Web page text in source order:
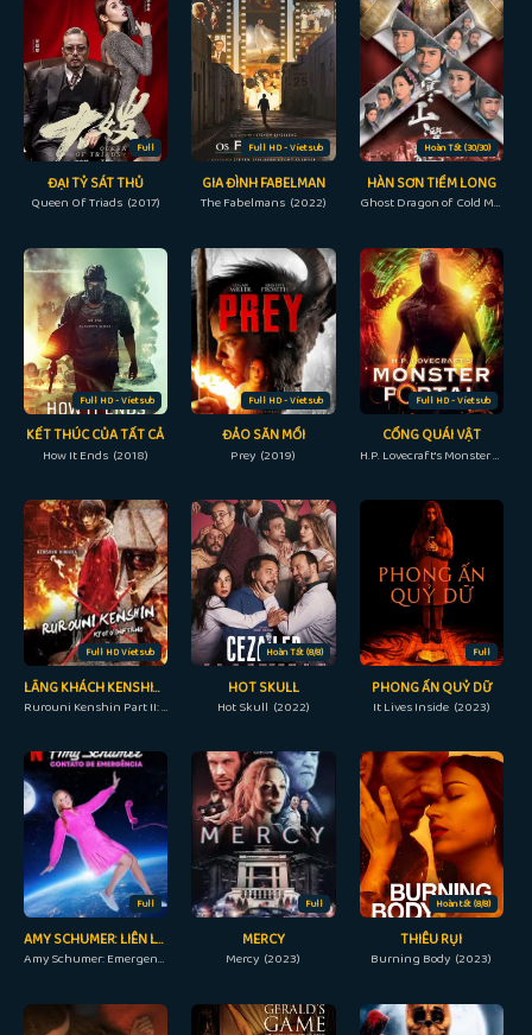
Full
ĐẠI TỶ SÁT THỦ
Queen Of Triads (2017)
Full HD - Vietsub
GIA ĐÌNH FABELMAN
The Fabelmans (2022)
Hoàn Tất (30/30)
HÀN SƠN TIỀM LONG
Ghost Dragon of Cold Mountain (2014)
Full HD - Vietsub
KẾT THÚC CỦA TẤT CẢ
How It Ends (2018)
Full HD - Vietsub
ĐẢO SĂN MỒI
Prey (2019)
Full HD - Vietsub
CỔNG QUÁI VẬT
H.P. Lovecraft's Monster Portal (2022)
Full HD Vietsub
LÃNG KHÁCH KENSHIN 2: ĐẠI HỎA KYOTO
Rurouni Kenshin Part II: Kyoto Inferno (2014)
Hoàn Tất (8/8)
HOT SKULL
Hot Skull (2022)
Full
PHONG ẤN QUỶ DỮ
It Lives Inside (2023)
Full
AMY SCHUMER: LIÊN LẠC KHẨN CẤP
Amy Schumer: Emergency Contact (2023)
Full
MERCY
Mercy (2023)
Hoàn tất (8/8)
THIÊU RỤI
Burning Body (2023)